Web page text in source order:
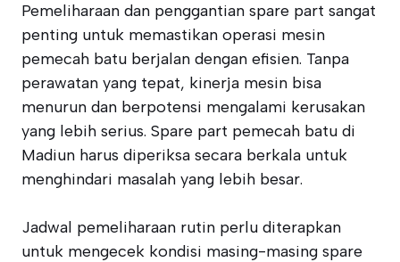
Pemeliharaan dan penggantian spare part sangat
penting untuk memastikan operasi mesin
pemecah batu berjalan dengan efisien. Tanpa
perawatan yang tepat, kinerja mesin bisa
menurun dan berpotensi mengalami kerusakan
yang lebih serius. Spare part pemecah batu di
Madiun harus diperiksa secara berkala untuk
menghindari masalah yang lebih besar.
Jadwal pemeliharaan rutin perlu diterapkan
untuk mengecek kondisi masing-masing spare